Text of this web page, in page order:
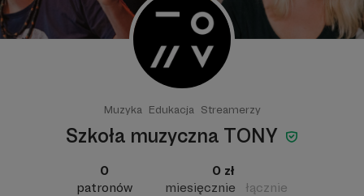
Muzyka Edukacja Streamerzy
Szkoła muzyczna TONY
0
patronów
0 zł
miesięcznie
łącznie